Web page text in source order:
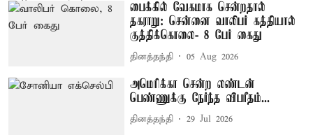
பைக்கில் வேகமாக சென்றதால்
தகராறு: சென்னை வாலிபர் கத்தியால்
குத்திக்கொலை- 8 பேர் கைது
தினத்தந்தி 05 Aug 2026
அமெரிக்கா சென்ற லண்டன்
பெண்ணுக்கு நேர்ந்த விபரீதம்...
தினத்தந்தி 29 Jul 2026